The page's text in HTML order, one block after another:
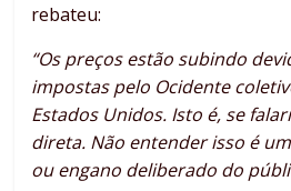
rebateu:
“Os preços estão subindo
impostas pelo Ocidente
Estados Unidos. Isto é, se
direta. Não entender isso é
ou engano deliberado do